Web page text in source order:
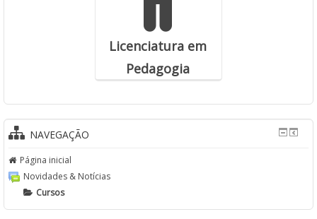
Licenciatura em
Pedagogia
NAVEGAÇÃO
Página inicial
Novidades & Notícias
Cursos